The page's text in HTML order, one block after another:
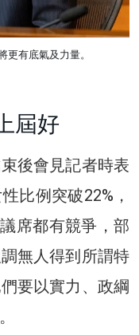
更有底氣及力量。
屆好
後會見記者時表
比例突破22%，
席都有競爭，部
無人得到所謂特
要以實力、政綱